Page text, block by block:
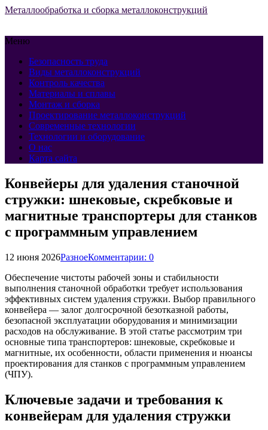
Металлообработка и сборка металлоконструкций
Меню
Безопасность труда
Виды металлоконструкций
Контроль качества
Материалы и сплавы
Монтаж и сборка
Проектирование металлоконструкций
Современные технологии
Технологии и оборудование
О нас
Карта сайта
Конвейеры для удаления станочной
стружки: шнековые, скребковые и
магнитные транспортеры для станков
с программным управлением
12 июня 2026РазноеКомментарии: 0
Обеспечение чистоты рабочей зоны и стабильности
выполнения станочной обработки требует использования
эффективных систем удаления стружки. Выбор правильного
конвейера — залог долгосрочной безотказной работы,
безопасной эксплуатации оборудования и минимизации
расходов на обслуживание. В этой статье рассмотрим три
основные типа транспортеров: шнековые, скребковые и
магнитные, их особенности, области применения и нюансы
проектирования для станков с программным управлением
(ЧПУ).
Ключевые задачи и требования к
конвейерам для удаления стружки